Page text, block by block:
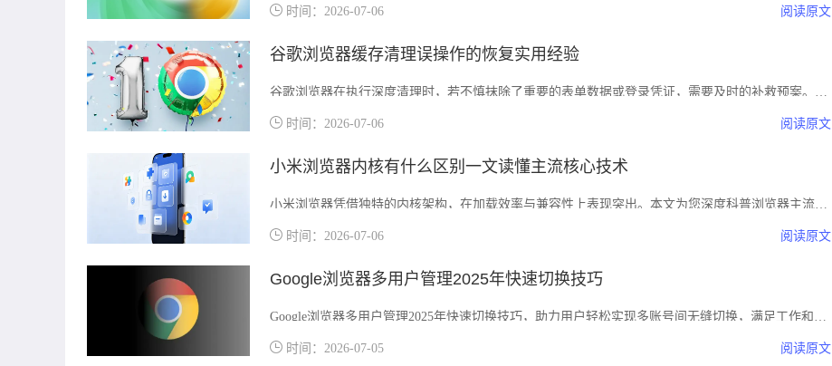
时间：2026-07-06
阅读原文
谷歌浏览器缓存清理误操作的恢复实用经验
谷歌浏览器在执行深度清理时，若不慎抹除了重要的表单数据或登录凭证，需要及时的补救预案。通
最大限度降低误操作导致的数据丢失风险，保障核心信息安全。
时间：2026-07-06 阅读原文
小米浏览器内核有什么区别一文读懂主流核心技术
小米浏览器凭借独特的内核架构，在加载效率与兼容性上表现突出。本文为您深度科普浏览器主流核
时间：2026-07-06
阅读原文
Google浏览器多用户管理2025年快速切换技巧
Google浏览器多用户管理2025年快速切换技巧，助力用户轻松实现多账号间无缝切换，满足工作和生
时间：2026-07-05
阅读原文